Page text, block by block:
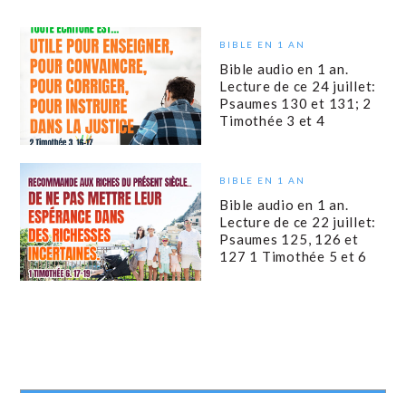
BIBLE EN 1 AN
Bible audio en 1 an.
Lecture de ce 24 juillet:
Psaumes 130 et 131; 2
Timothée 3 et 4
BIBLE EN 1 AN
Bible audio en 1 an.
Lecture de ce 22 juillet:
Psaumes 125, 126 et
127 1 Timothée 5 et 6